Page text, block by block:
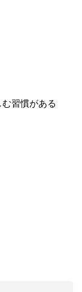
習慣がある